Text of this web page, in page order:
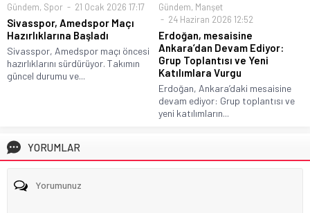
Gündem, Spor 21 Ocak 2026 17:17
Sivasspor, Amedspor Maçı
Hazırlıklarına Başladı
Sivasspor, Amedspor maçı öncesi
hazırlıklarını sürdürüyor. Takımın
güncel durumu ve...
Gündem, Manşet
24 Haziran 2026 12:52
Erdoğan, mesaisine
Ankara’dan Devam Ediyor:
Grup Toplantısı ve Yeni
Katılımlara Vurgu
Erdoğan, Ankara’daki mesaisine
devam ediyor: Grup toplantısı ve
yeni katılımların...
YORUMLAR